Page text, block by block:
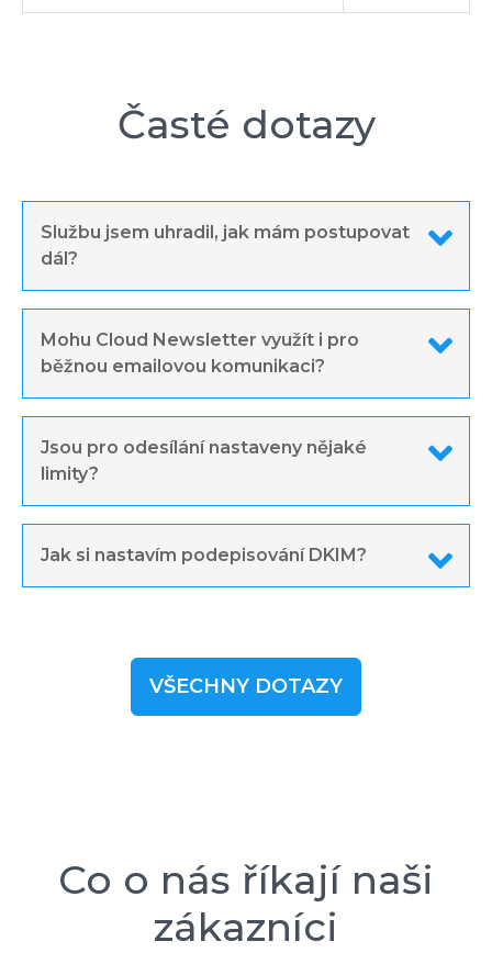
Časté dotazy
Službu jsem uhradil, jak mám postupovat
dál?
Mohu Cloud Newsletter využít i pro
běžnou emailovou komunikaci?
Jsou pro odesílání nastaveny nějaké
limity?
Jak si nastavím podepisování DKIM?
VŠECHNY DOTAZY
Co o nás říkají naši
zákazníci